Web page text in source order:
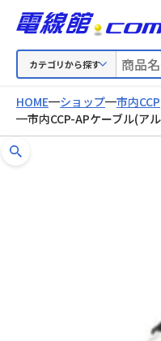
カテゴリから探す
HOME ショップ
市内CCP
市内CCP-APケーブル(ア